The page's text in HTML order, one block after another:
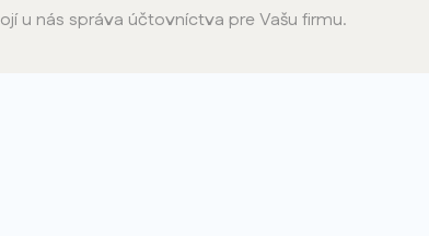
u nás správa účtovníctva pre Vašu firmu.